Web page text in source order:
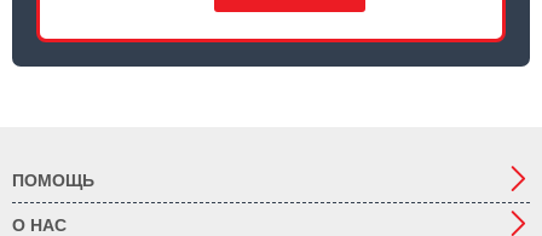
ПОМОЩЬ
О НАС